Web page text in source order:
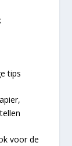
tips
voor de